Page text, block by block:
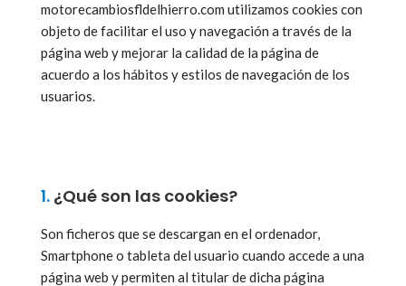
motorecambiosfldelhierro.com utilizamos cookies con
objeto de facilitar el uso y navegación a través de la
página web y mejorar la calidad de la página de
acuerdo a los hábitos y estilos de navegación de los
usuarios.
1. ¿Qué son las cookies?
Son ficheros que se descargan en el ordenador,
Smartphone o tableta del usuario cuando accede a una
página web y permiten al titular de dicha página